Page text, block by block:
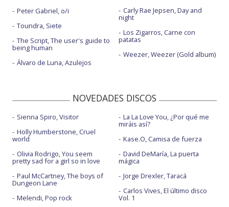
Peter Gabriel, o/i
Toundra, Siete
The Script, The user's guide to
being human
Álvaro de Luna, Azulejos
Carly Rae Jepsen, Day and
night
Los Zigarros, Carne con
patatas
Weezer, Weezer (Gold album)
NOVEDADES DISCOS
Sienna Spiro, Visitor
Holly Humberstone, Cruel
world
Olivia Rodrigo, You seem
pretty sad for a girl so in love
Paul McCartney, The boys of
Dungeon Lane
Melendi, Pop rock
La La Love You, ¿Por qué me
miráis así?
Kase.O, Camisa de fuerza
David DeMaría, La puerta
mágica
Jorge Drexler, Taracá
Carlos Vives, El último disco
Vol. 1